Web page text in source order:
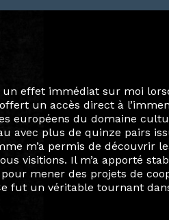
privée et ma vie
Durant mon année au sein
réseau européen aussi
au-delà de la salle de
camarades à collaborer sur
de Helsinki à Kuala Lumpur,
ainsi ma vision de
à travers les disciplines